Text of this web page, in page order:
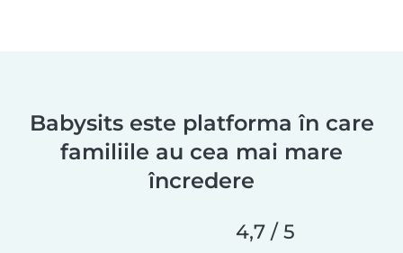
Babysits este platforma în care
familiile au cea mai mare
încredere
4,7 / 5